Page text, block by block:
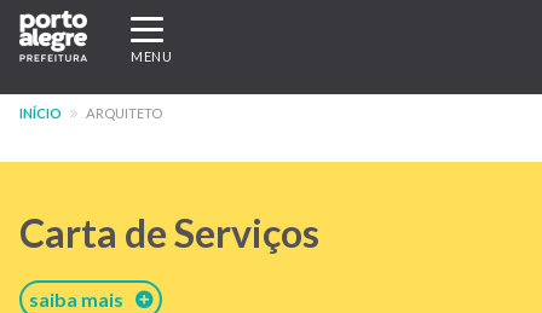
Pular
para
conteúdo
Expandir/recolher
navegação
MENU
INÍCIO ARQUITETO
Carta de Serviços
saiba mais